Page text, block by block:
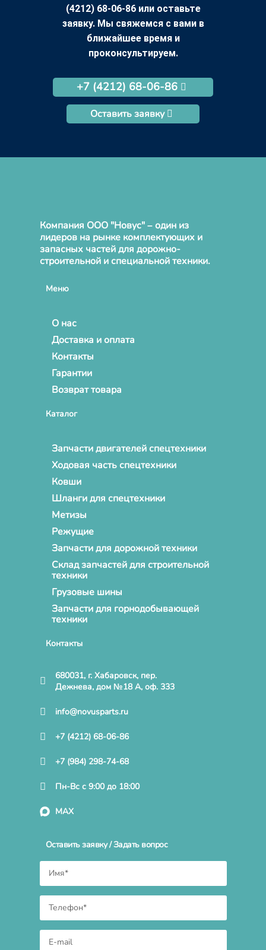
(4212) 68-06-86 или оставьте
заявку. Мы свяжемся с вами в
ближайшее время и
проконсультируем.
+7 (4212) 68-06-86
Оставить заявку
Компания ООО "Новус" – один из
лидеров на рынке комплектующих и
запасных частей для дорожно-
строительной и специальной техники.
Меню
О нас
Доставка и оплата
Контакты
Гарантии
Возврат товара
Каталог
Запчасти двигателей спецтехники
Ходовая часть спецтехники
Ковши
Шланги для спецтехники
Метизы
Режущие
Запчасти для дорожной техники
Склад запчастей для строительной
техники
Грузовые шины
Запчасти для горнодобывающей
техники
Контакты
680031, г. Хабаровск, пер.
Дежнева, дом №18 А, оф. 333
info@novusparts.ru
+7 (4212) 68-06-86
+7 (984) 298-74-68
Пн-Вс с 9:00 до 18:00
MAX
Оставить заявку / Задать вопрос